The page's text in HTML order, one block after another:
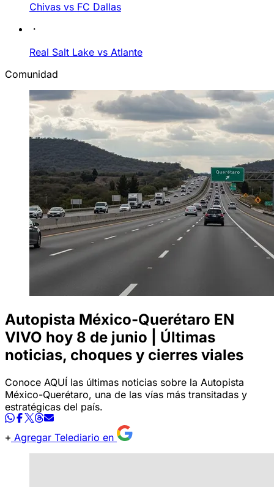
Chivas vs FC Dallas
Real Salt Lake vs Atlante
Comunidad
Autopista México-Querétaro EN
VIVO hoy 8 de junio | Últimas
noticias, choques y cierres viales
Conoce AQUÍ las últimas noticias sobre la Autopista
México-Querétaro, una de las vías más transitadas y
estratégicas del país.
Agregar Telediario en